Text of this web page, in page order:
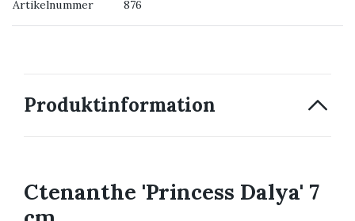
Artikelnummer 876
Produktinformation
Ctenanthe 'Princess Dalya' 7